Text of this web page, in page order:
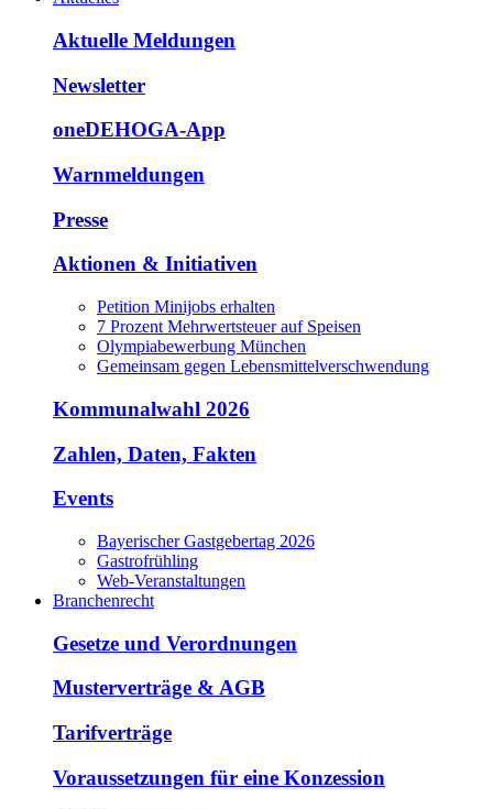
Aktuelle Meldungen
Newsletter
oneDEHOGA-App
Warnmeldungen
Presse
Aktionen & Initiativen
Petition Minijobs erhalten
7 Prozent Mehrwertsteuer auf Speisen
Olympiabewerbung München
Gemeinsam gegen Lebensmittelverschwendung
Kommunalwahl 2026
Zahlen, Daten, Fakten
Events
Bayerischer Gastgebertag 2026
Gastrofrühling
Web-Veranstaltungen
Branchenrecht
Gesetze und Verordnungen
Musterverträge & AGB
Tarifverträge
Voraussetzungen für eine Konzession